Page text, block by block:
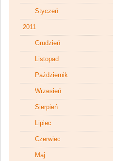
Styczeń
2011
Grudzień
Listopad
Październik
Wrzesień
Sierpień
Lipiec
Czerwiec
Maj